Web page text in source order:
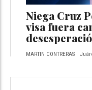
Niega Cruz
visa fuera
MARTIN CONTRERAS